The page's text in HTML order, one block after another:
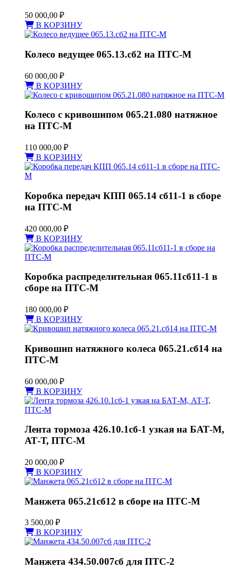
50 000,00 ₽
В КОРЗИНУ
Колесо ведущее 065.13.сб2 на ПТС-М
60 000,00 ₽
В КОРЗИНУ
Колесо с кривошипом 065.21.080 натяжное
на ПТС-М
110 000,00 ₽
В КОРЗИНУ
Коробка передач КПП 065.14 сб11-1 в сборе
на ПТС-М
420 000,00 ₽
В КОРЗИНУ
Коробка распределительная 065.11сб11-1 в
сборе на ПТС-М
180 000,00 ₽
В КОРЗИНУ
Кривошип натяжного колеса 065.21.сб14 на
ПТС-М
60 000,00 ₽
В КОРЗИНУ
Лента тормоза 426.10.1сб-1 узкая на БАТ-М,
АТ-Т, ПТС-М
20 000,00 ₽
В КОРЗИНУ
Манжета 065.21сб12 в сборе на ПТС-М
3 500,00 ₽
В КОРЗИНУ
Манжета 434.50.007сб для ПТС-2